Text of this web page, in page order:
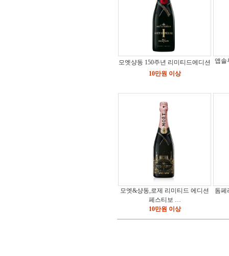
모엣샹동 150주년 리미티드에디션
10만원 이상
앱솔
모엣&샹동,로제 리미티드 에디션
페스티보 …
10만원 이상
돔페